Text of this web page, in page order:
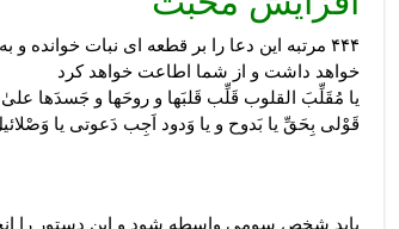
۴۴۴ مرتبه این دعا را بر قطعه ای نبات خوانده
خواهد داشت و از شما اطاعت خواهد کرد
یا مُقَلِّبَ القلوب قَلِّب قَلبَها و روحَها و جَسدَها
قَوْلی بِحَقِّ یا بَدوح و یا وَدود اَجِب دَعوتی یا
باید شخص سومی واسطه شود و این دستور را